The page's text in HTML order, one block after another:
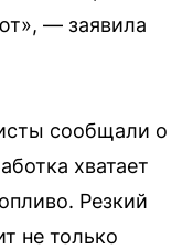
— заявила
сообщали о
хватает
Резкий
не только